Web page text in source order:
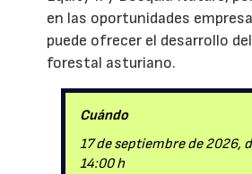
en las oportunidades
puede ofrecer el desarrollo
forestal asturiano.
Cuándo
17 de septiembre de 2026,
14:00 h